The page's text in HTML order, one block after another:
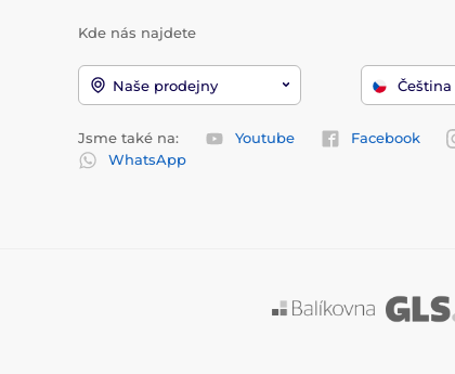
Kde nás najdete
Naše prodejny Čeština
Jsme také na: Youtube Facebook
WhatsApp